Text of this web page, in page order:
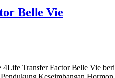
Belle Vie
Transfer Factor Belle Vie